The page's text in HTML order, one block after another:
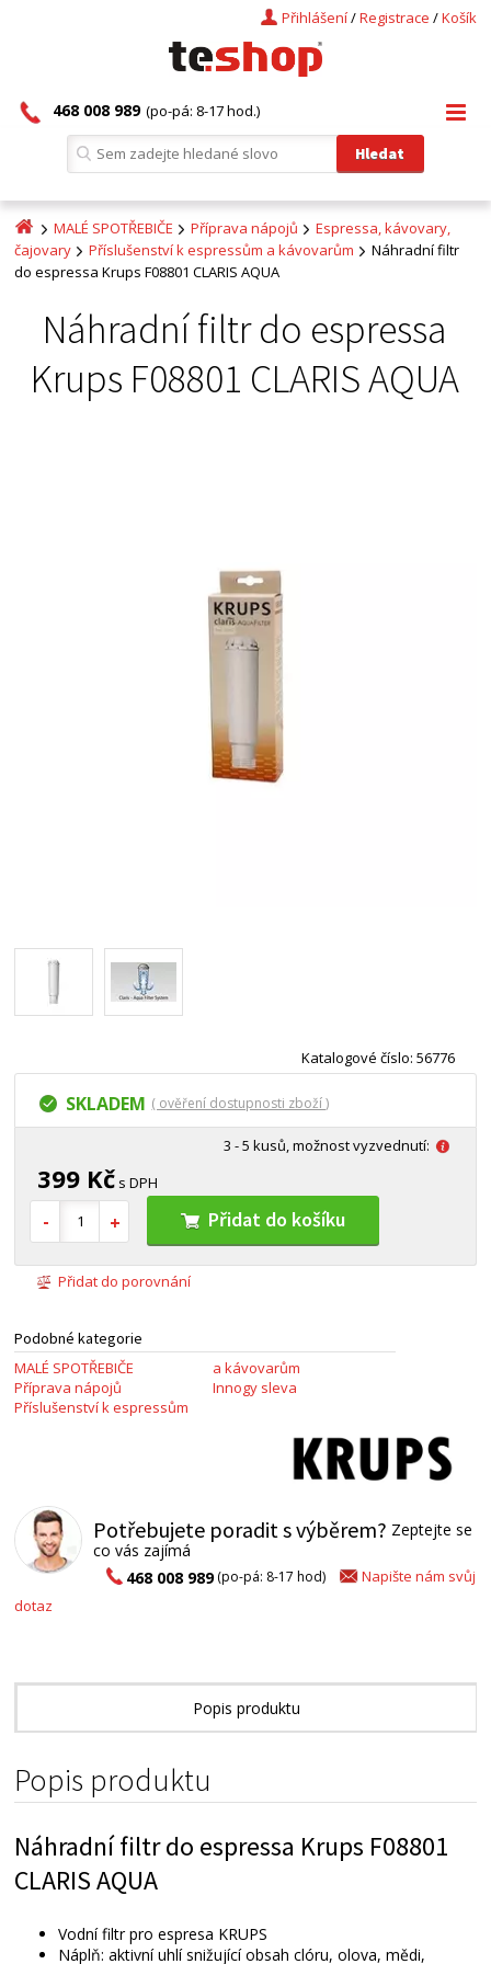
Košík
/
Registrace
/
Přihlášení
468 008 989 (po-pá: 8-17 hod.)
MALÉ SPOTŘEBIČE Příprava nápojů
Espressa, kávovary,
čajovary
Příslušenství k espressům a kávovarům
Náhradní filtr
do espressa Krups F08801 CLARIS AQUA
Náhradní filtr do espressa
Krups F08801 CLARIS AQUA
Katalogové číslo: 56776
SKLADEM ( ověření dostupnosti zboží )
3 - 5 kusů, možnost vyzvednutí:
399 Kč s DPH
Přidat do košíku
Přidat do porovnání
Podobné kategorie
MALÉ SPOTŘEBIČE
Příprava nápojů
Příslušenství k espressům
a kávovarům
Innogy sleva
Potřebujete poradit s výběrem? Zeptejte se
co vás zajímá
468 008 989(po-pá: 8-17 hod)
Napište nám svůj
dotaz
Popis produktu
Popis produktu
Náhradní filtr do espressa Krups F08801
CLARIS AQUA
Vodní filtr pro espresa KRUPS
Náplň: aktivní uhlí snižující obsah clóru, olova, mědi,